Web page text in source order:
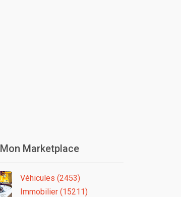
Mon Marketplace
Véhicules (2453)
Immobilier (15211)